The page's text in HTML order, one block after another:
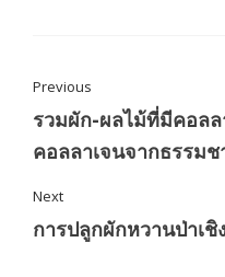
Previous
รวมผัก-ผลไม้ที่มีคอลล
คอลลาเจนจากธรรมช
Next
การปลูกผักหวานป่าเชิ